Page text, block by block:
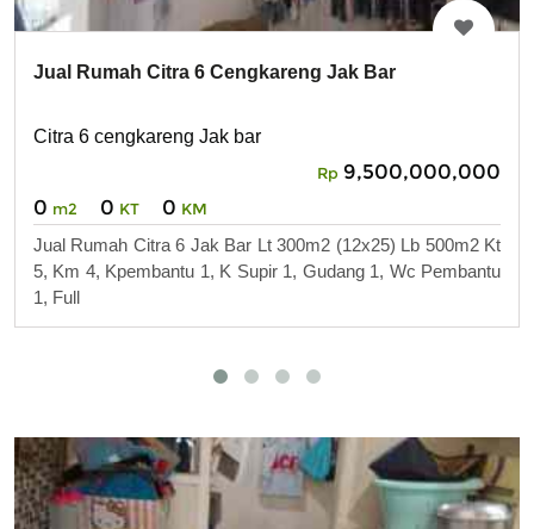
Jual Rumah Citra 6 Cengkareng Jak Bar
Citra 6 cengkareng Jak bar
Rp 9,500,000,000
0 m2 0 KT 0 KM
Jual Rumah Citra 6 Jak Bar Lt 300m2 (12x25) Lb 500m2 Kt
5, Km 4, Kpembantu 1, K Supir 1, Gudang 1, Wc Pembantu
1, Full